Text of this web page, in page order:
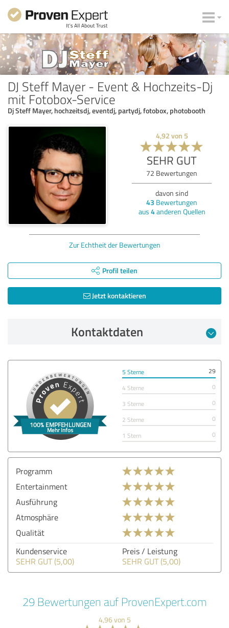
DJ Steff Mayer - Event & Hochzeits-Dj
mit Fotobox-Service
Dj Steff Mayer, hochzeitsdj, eventdj, partydj, fotobox, photobooth
4,92 von 5
SEHR GUT
72 Bewertungen
davon sind
43 Bewertungen
aus 4anderen Quellen
Zur Echtheit der Bewertungen
Profil teilen
Jetzt kontaktieren
Kontaktdaten
5 Sterne
29
4 Sterne
0
3 Sterne
0
2 Sterne
0
1 Stern
0
Programm
Entertainment
Ausführung
Atmosphäre
Qualität
Kundenservice
SEHR GUT (5,00)
Preis / Leistung
SEHR GUT (5,00)
29 Bewertungen auf ProvenExpert.com
4,96 von 5